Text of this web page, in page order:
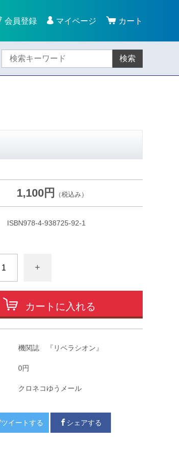
会員登録 マイページ カート
検索
1,100円 （税込み）
ISBN978-4-938725-92-1
+
カートに入れる
機関誌 『リベラシオン』
0円
クロネコゆうメール
ツイートする シェアする